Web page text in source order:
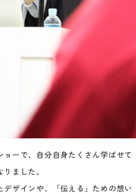
ーで、自分自身たくさん学ばせて
ました。
デザインや、「伝える」ための想い